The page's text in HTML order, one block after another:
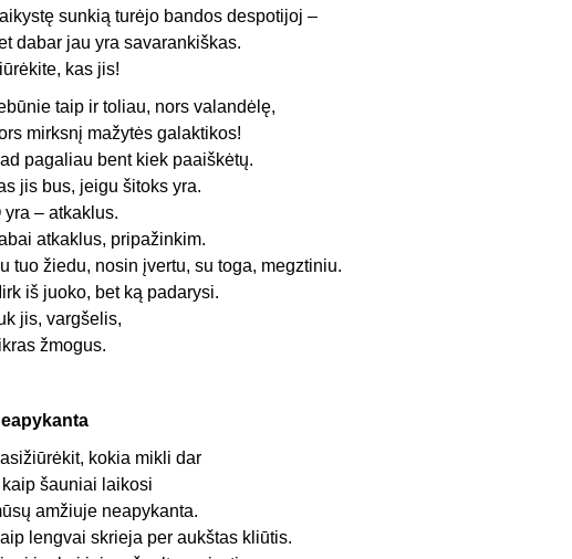
sunkią turėjo bandos despotijoj –
dabar jau yra savarankiškas.
kas jis!
taip ir toliau, nors valandėlę,
mirksnį mažytės galaktikos!
pagaliau bent kiek paaiškėtų.
jis bus, jeigu šitoks yra.
yra – atkaklus.
atkaklus, pripažinkim.
tuo žiedu, nosin įvertu, su toga, megztiniu.
iš juoko, bet ką padarysi.
jis, vargšelis,
žmogus.
kokia mikli dar
kaip šauniai laikosi
amžiuje neapykanta.
lengvai skrieja per aukštas kliūtis.